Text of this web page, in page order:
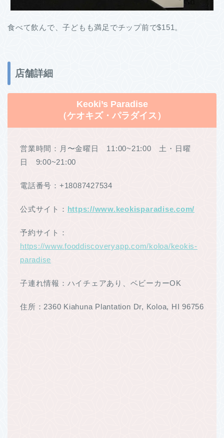
食べて飲んで、子どもも満足でチップ前で$151。
店舗詳細
Keoki’s Paradise
（ケオキズ・パラダイス）
営業時間：月〜金曜日 11:00~21:00 土・日曜
日 9:00~21:00
電話番号：+18087427534
公式サイト： https://www.keokisparadise.com/
予約サイト：
https://www.fooddiscoveryapp.com/koloa/keokis-
paradise
子連れ情報：ハイチェアあり、ベビーカーOK
住所：2360 Kiahuna Plantation Dr, Koloa, HI 96756